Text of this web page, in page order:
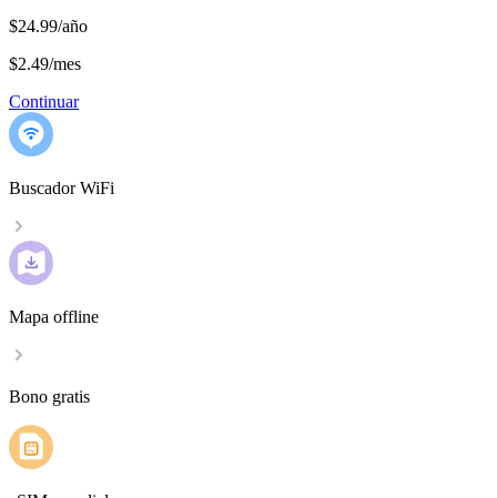
$24.99/año
$2.49/mes
Continuar
Buscador WiFi
Mapa offline
Bono gratis